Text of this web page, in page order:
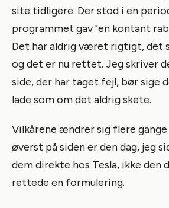
site tidligere. Der stod i en
programmet gav "en kontant
Det har aldrig været rigtigt, det
og det er nu rettet. Jeg skriver
side, der har taget fejl, bør sige
lade som om det aldrig skete.
Vilkårene ændrer sig flere
øverst på siden er den dag, jeg
dem direkte hos Tesla, ikke den
rettede en formulering.